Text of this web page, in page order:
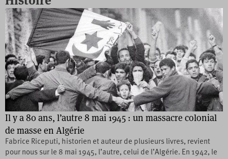
Il y a 80 ans, l’autre 8 mai 1945 : un massacre colonial
de masse en Algérie
Fabrice Riceputi, historien et auteur de plusieurs livres, revient
pour nous sur le 8 mai 1945, l’autre, celui de l’Algérie. En 1942, le